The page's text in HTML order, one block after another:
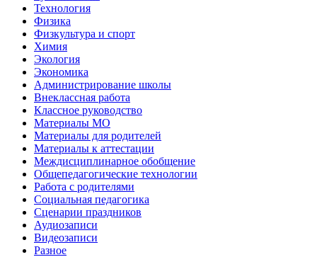
Технология
Физика
Физкультура и спорт
Химия
Экология
Экономика
Администрирование школы
Внеклассная работа
Классное руководство
Материалы МО
Материалы для родителей
Материалы к аттестации
Междисциплинарное обобщение
Общепедагогические технологии
Работа с родителями
Социальная педагогика
Сценарии праздников
Аудиозаписи
Видеозаписи
Разное